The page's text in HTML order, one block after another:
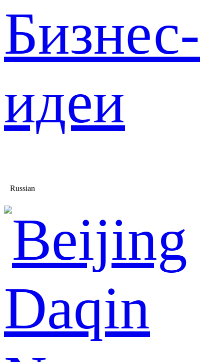
Бизнес-
идеи
Russian